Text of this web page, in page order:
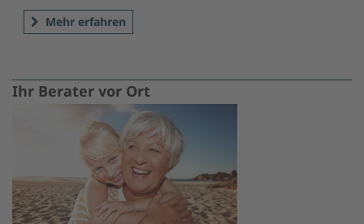
Mehr erfahren
Ihr Berater vor Ort